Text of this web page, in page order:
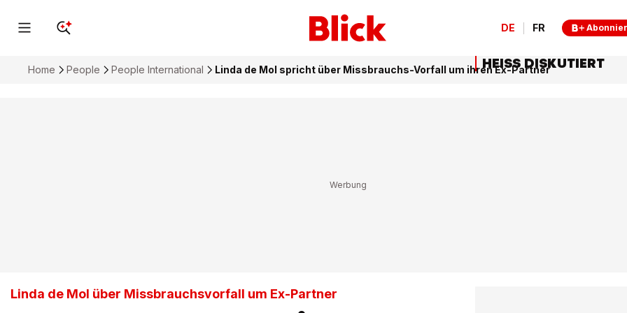
DE FR
Home People People International Linda de Mol spricht über Missbrauchs-Vorfall um ihren Ex-Partner
Linda de Mol über Missbrauchsvorfall um Ex-Partner
HEISS DISKUTIERT